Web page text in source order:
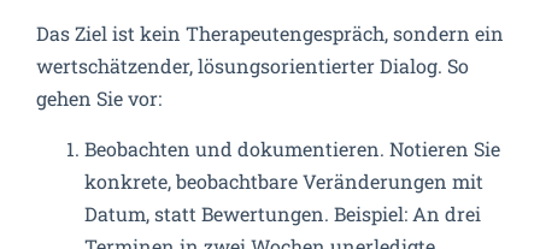
Das Ziel ist kein Therapeutengespräch, sondern ein
wertschätzender, lösungsorientierter Dialog. So
gehen Sie vor:
Beobachten und dokumentieren. Notieren Sie
konkrete, beobachtbare Veränderungen mit
Datum, statt Bewertungen. Beispiel: An drei